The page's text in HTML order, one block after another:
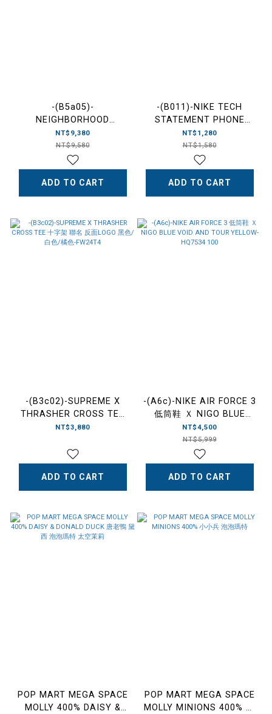
-(B5a05)-
NEIGHBORHOOD
WASHED DENIM DP MID
PANTS 水洗牛仔褲 深中版
丹寧藍/黑色-242XBNH-
PTM06
NT$9,380
NT$9,580
ADD TO CART
-(B011)-NIKE TECH
STATEMENT PHONE
CROSSBODY 手機斜背包
米白色-HQ6938 167
NT$1,280
NT$1,580
ADD TO CART
-(B3c02)-SUPREME X
THRASHER CROSS TEE
十字架 聯名 反面LOGO 黑
NT$3,880
ADD TO CART
-(A6c)-NIKE AIR FORCE 3
低筒鞋 Ｘ NIGO BLUE
VOID AND TOUR YELLOW-
HQ7534 100
NT$4,500
NT$5,999
ADD TO CART
POP MART MEGA SPACE
MOLLY 400% DAISY &
POP MART MEGA SPACE
MOLLY MINIONS 400% 小